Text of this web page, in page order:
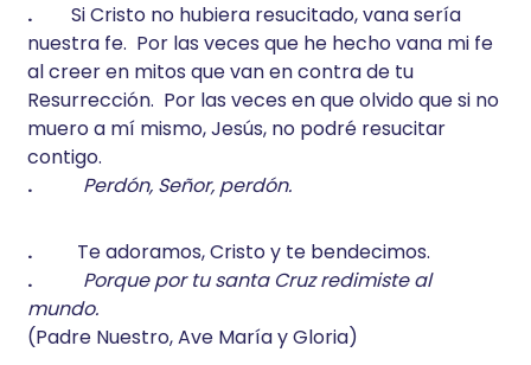
. Si Cristo no hubiera resucitado, vana sería
nuestra fe. Por las veces que he hecho vana mi fe
al creer en mitos que van en contra de tu
Resurrección. Por las veces en que olvido que si no
muero a mí mismo, Jesús, no podré resucitar
contigo.
.
Perdón, Señor, perdón.
.
Te adoramos, Cristo y te bendecimos.
.
Porque por tu santa Cruz redimiste al
mundo.
(Padre Nuestro, Ave María y Gloria)